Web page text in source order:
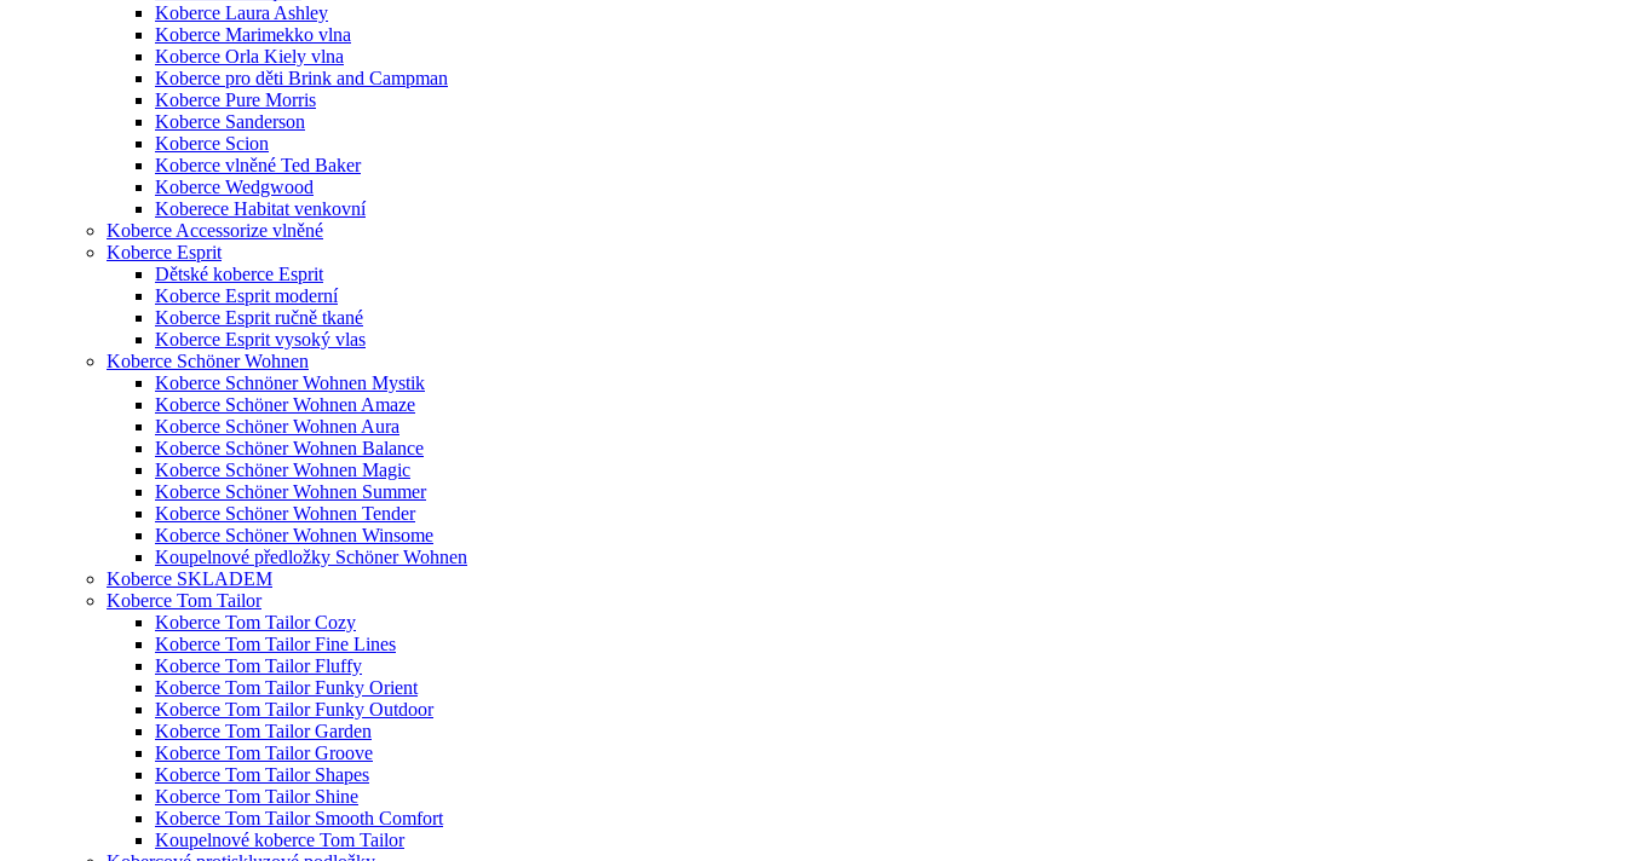
Koberce Laura Ashley
Koberce Marimekko vlna
Koberce Orla Kiely vlna
Koberce pro děti Brink and Campman
Koberce Pure Morris
Koberce Sanderson
Koberce Scion
Koberce vlněné Ted Baker
Koberce Wedgwood
Koberece Habitat venkovní
Koberce Accessorize vlněné
Koberce Esprit
Dětské koberce Esprit
Koberce Esprit moderní
Koberce Esprit ručně tkané
Koberce Esprit vysoký vlas
Koberce Schöner Wohnen
Koberce Schnöner Wohnen Mystik
Koberce Schöner Wohnen Amaze
Koberce Schöner Wohnen Aura
Koberce Schöner Wohnen Balance
Koberce Schöner Wohnen Magic
Koberce Schöner Wohnen Summer
Koberce Schöner Wohnen Tender
Koberce Schöner Wohnen Winsome
Koupelnové předložky Schöner Wohnen
Koberce SKLADEM
Koberce Tom Tailor
Koberce Tom Tailor Cozy
Koberce Tom Tailor Fine Lines
Koberce Tom Tailor Fluffy
Koberce Tom Tailor Funky Orient
Koberce Tom Tailor Funky Outdoor
Koberce Tom Tailor Garden
Koberce Tom Tailor Groove
Koberce Tom Tailor Shapes
Koberce Tom Tailor Shine
Koberce Tom Tailor Smooth Comfort
Koupelnové koberce Tom Tailor